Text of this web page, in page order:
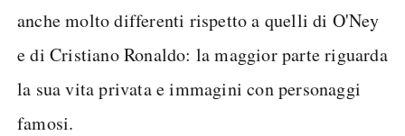
anche molto differenti rispetto a quelli di O'Ney
e di Cristiano Ronaldo: la maggior parte riguarda
la sua vita privata e immagini con personaggi
famosi.